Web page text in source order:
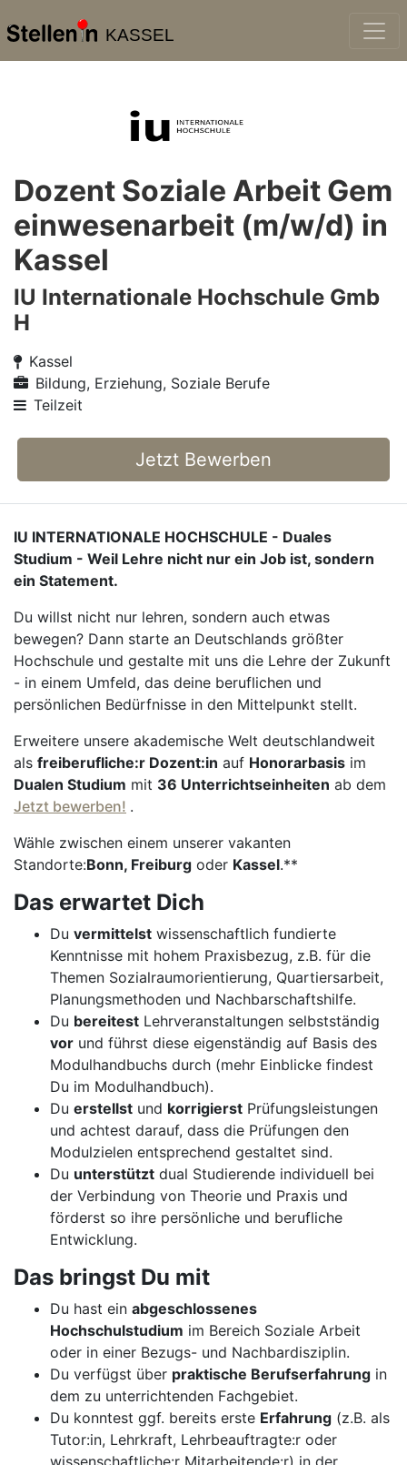
KASSEL
Dozent Soziale Arbeit Gem
einwesenarbeit (m/w/d) in
Kassel
IU Internationale Hochschule Gmb
H
Kassel
Bildung, Erziehung, Soziale Berufe
Teilzeit
Jetzt Bewerben
IU INTERNATIONALE HOCHSCHULE - Duales
Studium - Weil Lehre nicht nur ein Job ist, sondern
ein Statement.
Du willst nicht nur lehren, sondern auch etwas
bewegen? Dann starte an Deutschlands größter
Hochschule und gestalte mit uns die Lehre der Zukunft
- in einem Umfeld, das deine beruflichen und
persönlichen Bedürfnisse in den Mittelpunkt stellt.
Erweitere unsere akademische Welt deutschlandweit
als freiberufliche:r Dozent:in auf Honorarbasis im
Dualen Studium mit 36 Unterrichtseinheiten ab dem
Jetzt bewerben! .
Wähle zwischen einem unserer vakanten
Standorte:Bonn, Freiburg oder Kassel.**
Das erwartet Dich
Du vermittelst wissenschaftlich fundierte
Kenntnisse mit hohem Praxisbezug, z.B. für die
Themen Sozialraumorientierung, Quartiersarbeit,
Planungsmethoden und Nachbarschaftshilfe.
Du bereitest Lehrveranstaltungen selbstständig
vor und führst diese eigenständig auf Basis des
Modulhandbuchs durch (mehr Einblicke findest
Du im Modulhandbuch).
Du erstellst und korrigierst Prüfungsleistungen
und achtest darauf, dass die Prüfungen den
Modulzielen entsprechend gestaltet sind.
Du unterstützt dual Studierende individuell bei
der Verbindung von Theorie und Praxis und
förderst so ihre persönliche und berufliche
Entwicklung.
Das bringst Du mit
Du hast ein abgeschlossenes
Hochschulstudium im Bereich Soziale Arbeit
oder in einer Bezugs- und Nachbardisziplin.
Du verfügst über praktische Berufserfahrung in
dem zu unterrichtenden Fachgebiet.
Du konntest ggf. bereits erste Erfahrung (z.B. als
Tutor:in, Lehrkraft, Lehrbeauftragte:r oder
wissenschaftliche:r Mitarbeitende:r) in der